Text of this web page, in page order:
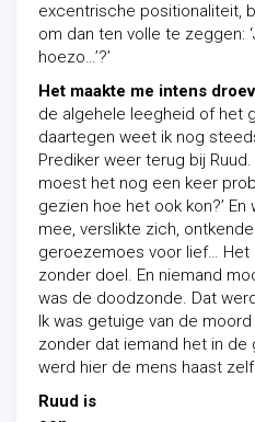
excentrische positionaliteit,
om dan ten volle te zeggen:
hoezo…’?’
Het maakte me intens
de algehele leegheid of het
daartegen weet ik nog
Prediker weer terug bij
moest het nog een keer
gezien hoe het ook kon?’
mee, verslikte zich,
geroezemoes voor lief… Het
zonder doel. En niemand
was de doodzonde. Dat
Ik was getuige van de
zonder dat iemand het in de
werd hier de mens haast
Ruud is